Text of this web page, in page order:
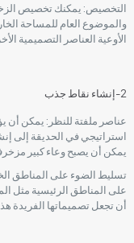
التخصيص: يمكنك تخصيص
والموضوع العام للمساحة
الأوعية العناصر التصميمية
2-إنشاء نقاط جذب
عناصر ملفتة للنظر: يمكن أن
استراتيجي في الحديقة إلى
يمكن أن يصبح وعاء كبير
تسليط الضوء على المناطق
على المناطق الرئيسية مثل
أن تجعل تصميماتها الفريدة